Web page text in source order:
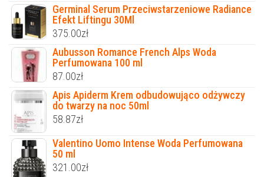
Germinal Serum Przeciwstarzeniowe Radiance
Efekt Liftingu 30Ml
375.00zł
Aubusson Romance French Alps Woda
Perfumowana 100 ml
87.00zł
Apis Apiderm Krem odbudowująco odżywczy
do twarzy na noc 50ml
58.87zł
Valentino Uomo Intense Woda Perfumowana
50 ml
321.00zł